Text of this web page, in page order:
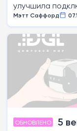
улучшила
Мэтт Саффорд
ОБНОВЛЕНО
5